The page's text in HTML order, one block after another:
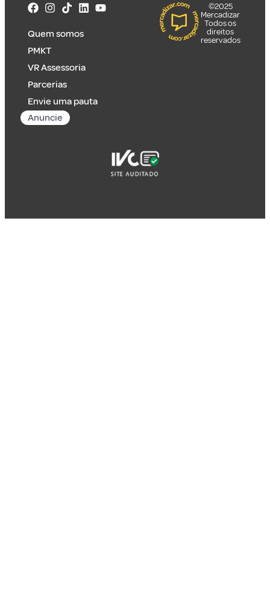
Quem somos
PMKT
VR Assessoria
Parcerias
Envie uma pauta
Anuncie
©2025
Mercadizar
Todos os
direitos
reservados